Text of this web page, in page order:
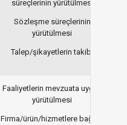
süreçlerinin yürütülmesi
Sözleşme süreçlerinin
yürütülmesi
Talep/şikayetlerin takibi
Faaliyetlerin mevzuata uygun
yürütülmesi
Firma/ürün/hizmetlere bağlılık